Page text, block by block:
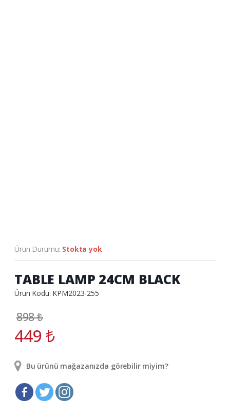
Ürün Durumu: Stokta yok
TABLE LAMP 24CM BLACK
Ürün Kodu: KPM2023-255
898₺
449₺
Bu ürünü mağazanızda görebilir miyim?